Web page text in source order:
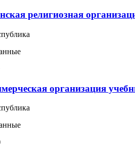
религиозная
организация